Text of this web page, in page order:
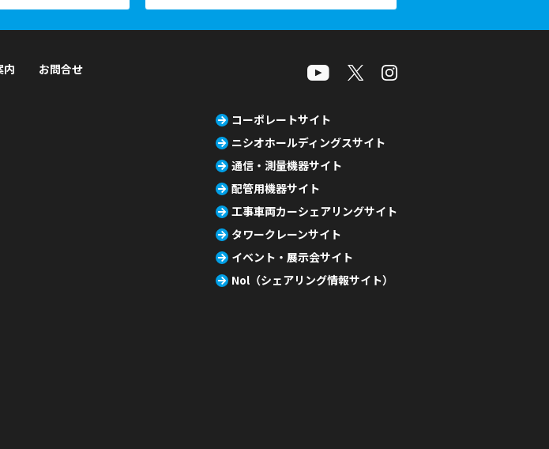
内 お問合せ
コーポレートサイト
ニシオホールディングスサイト
通信・測量機器サイト
配管用機器サイト
工事車両カーシェアリングサイト
タワークレーンサイト
イベント・展示会サイト
Nol（シェアリング情報サイト）